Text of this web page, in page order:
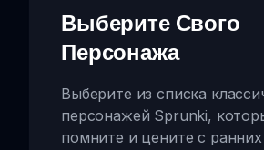
Выберите Свого
Персонажа
Выберите из списка
персонажей Sprunki,
помните и цените с